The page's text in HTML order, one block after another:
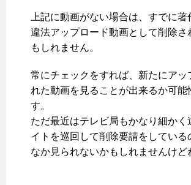
上記に動画がない場合は、すでに
違法アップロード動画として削除さ
もしれません。
常にチェックをすれば、新たにアッ
れた動画を見ることが出来るか可能
す。
ただ最近はテレビ局もかなり細かく
イトを巡回して削除要請をしている
なか見られないかもしれませんけど